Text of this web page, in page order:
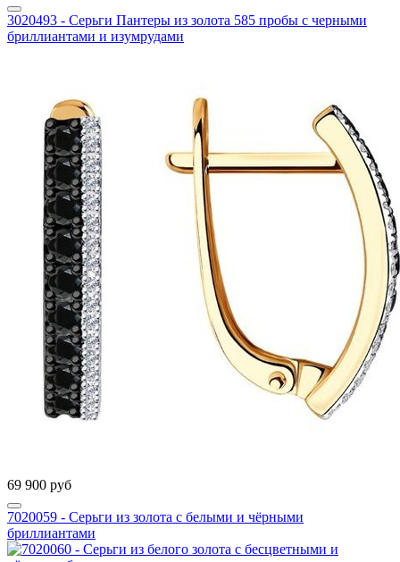
3020493 - Серьги Пантеры из золота 585 пробы с черными
бриллиантами и изумрудами
69 900 руб
7020059 - Серьги из золота с белыми и чёрными
бриллиантами